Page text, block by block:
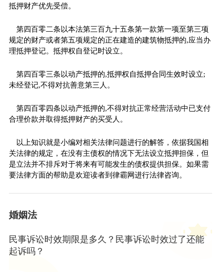
抵押财产优先受偿。
第四百零二条以本法第三百九十五条第一款第一项至第三项
规定的财产或者第五项规定的正在建造的建筑物抵押的,应当办
理抵押登记。抵押权自登记时设立。
第四百零三条以动产抵押的,抵押权自抵押合同生效时设立;
未经登记,不得对抗善意第三人。
第四百零四条以动产抵押的,不得对抗正常经营活动中已支付
合理价款并取得抵押财产的买受人。
以上知识就是小编对相关法律问题进行的解答，依据我国相
关法律的规定，在没有主债权的情况下无法设立抵押担保，但
是立法并不排斥对于将来有可能发生的债权提供担保。如果需
要法律方面的帮助是欢迎读者到律霸网进行法律咨询。
婚姻法
民事诉讼时效期限是多久？民事诉讼时效过了还能
起诉吗？